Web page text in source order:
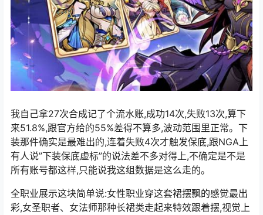
我自己拿27次合成记了个流水账,成功14次,失败13次,算下
来51.8%,跟官方给的55%差得不算多,波动范围里正常。下
装那件确实是最难出的,连着失败4次才触发保底,跟NGA上
有人说”下装保底虚标”的说法差不多对得上,不确定是不是
所有账号都这样,只能说我这组数据是这么走的。
全职业展示这块简单说:女性职业穿这套裙摆飘的感觉最出
彩,女圣职者、女法师那种长裙类走起来特效跟着摆,视觉上